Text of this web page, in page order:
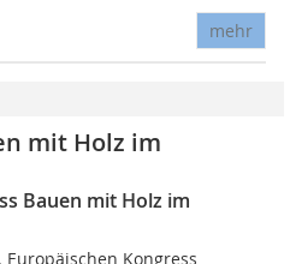
mehr
mit Holz im
Bauen mit Holz im
Europäischen Kongress